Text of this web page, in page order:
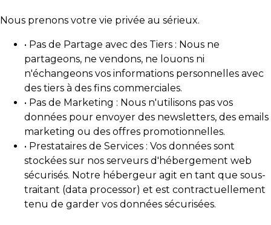
Nous prenons votre vie privée au sérieux.
• Pas de Partage avec des Tiers : Nous ne
partageons, ne vendons, ne louons ni
n'échangeons vos informations personnelles avec
des tiers à des fins commerciales.
• Pas de Marketing : Nous n'utilisons pas vos
données pour envoyer des newsletters, des emails
marketing ou des offres promotionnelles.
• Prestataires de Services : Vos données sont
stockées sur nos serveurs d'hébergement web
sécurisés. Notre hébergeur agit en tant que sous-
traitant (data processor) et est contractuellement
tenu de garder vos données sécurisées.